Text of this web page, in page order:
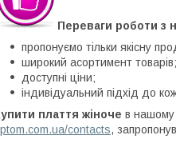
Переваги роботи з
пропонуємо тільки якісну
широкий асортимент товарів;
доступні ціни;
індивідуальний підхід до
плаття жіноче в нашому
contacts,